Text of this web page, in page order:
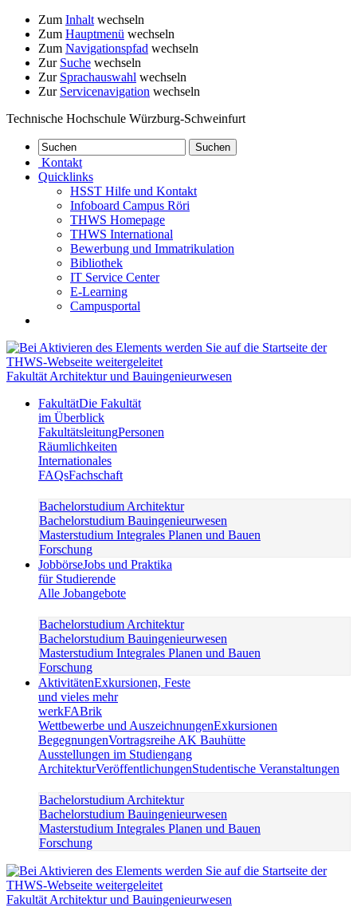
Zum Inhalt wechseln
Zum Hauptmenü wechseln
Zum Navigationspfad wechseln
Zur Suche wechseln
Zur Sprachauswahl wechseln
Zur Servicenavigation wechseln
Technische Hochschule Würzburg-Schweinfurt
Kontakt
Quicklinks
HSST Hilfe und Kontakt
Infoboard Campus Röri
THWS Homepage
THWS International
Bewerbung und Immatrikulation
Bibliothek
IT Service Center
E-Learning
Campusportal
Fakultät Architektur und Bauingenieurwesen
FakultätDie Fakultät
im Überblick
FakultätsleitungPersonen
Räumlichkeiten
Internationales
FAQsFachschaft
Bachelorstudium Architektur
Bachelorstudium Bauingenieurwesen
Masterstudium Integrales Planen und Bauen
Forschung
JobbörseJobs und Praktika
für Studierende
Alle Jobangebote
Bachelorstudium Architektur
Bachelorstudium Bauingenieurwesen
Masterstudium Integrales Planen und Bauen
Forschung
AktivitätenExkursionen, Feste
und vieles mehr
werkFABrik
Wettbewerbe und AuszeichnungenExkursionen
BegegnungenVortragsreihe AK Bauhütte
Ausstellungen im Studiengang
ArchitekturVeröffentlichungenStudentische Veranstaltungen
Bachelorstudium Architektur
Bachelorstudium Bauingenieurwesen
Masterstudium Integrales Planen und Bauen
Forschung
Fakultät Architektur und Bauingenieurwesen